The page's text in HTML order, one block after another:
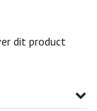
dit product